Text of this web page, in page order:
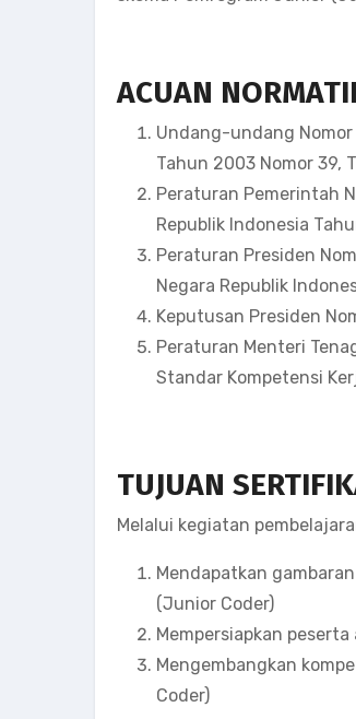
ACUAN
Undang-undang
Tahun 2003 Nomor 39,
Peraturan Pemerintah
Republik Indonesia
Peraturan Presiden
Negara Republik
Keputusan Presiden
Peraturan Menteri
Standar Kompetensi
TUJUAN
Melalui kegiatan
Mendapatkan
(Junior Coder)
Mempersiapkan
Mengembangkan
Coder)